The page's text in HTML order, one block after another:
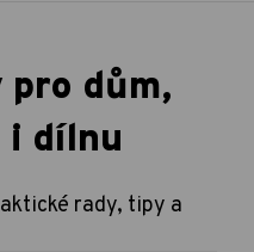
pro dům,
i dílnu
rady, tipy a